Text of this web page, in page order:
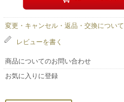
変更・キャンセル・返品・交換について
レビューを書く
商品についてのお問い合わせ
お気に入りに登録